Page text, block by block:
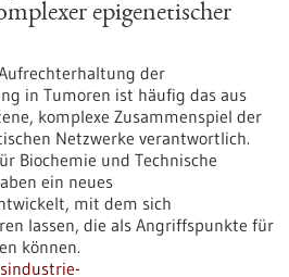
epigenetischer
der
in Tumoren ist häufig das aus
komplexe Zusammenspiel der
Netzwerke verantwortlich.
Biochemie und Technische
ein neues
mit dem sich
lassen, die als Angriffspunkte für
können.